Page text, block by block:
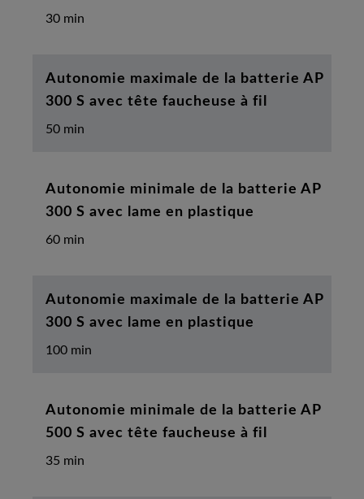
30 min
Autonomie maximale de la batterie AP
300 S avec tête faucheuse à fil
50 min
Autonomie minimale de la batterie AP
300 S avec lame en plastique
60 min
Autonomie maximale de la batterie AP
300 S avec lame en plastique
100 min
Autonomie minimale de la batterie AP
500 S avec tête faucheuse à fil
35 min